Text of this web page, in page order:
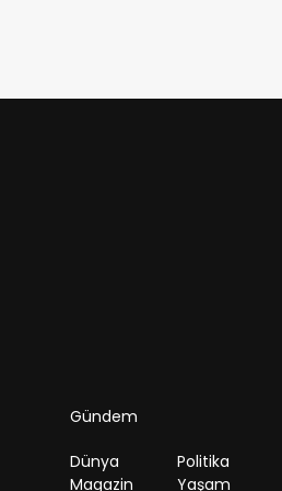
Gündem
Dünya
Politika
Magazin
Yaşam